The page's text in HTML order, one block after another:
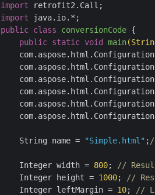
import
import
public class conversionCode {
public static void main
    String name =
"Simple.html" ;
    Integer width =
800;
//
    Integer height =
1000;
//
    Integer leftMargin =
10;
//